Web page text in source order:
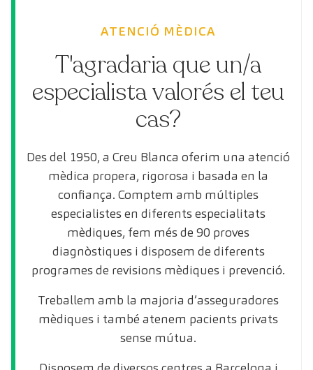
ATENCIÓ MÈDICA
T'agradaria que un/a
especialista valorés el teu
cas?
Des del 1950, a Creu Blanca oferim una atenció
mèdica propera, rigorosa i basada en la
confiança. Comptem amb múltiples
especialistes en diferents especialitats
mèdiques, fem més de 90 proves
diagnòstiques i disposem de diferents
programes de revisions mèdiques i prevenció.
Treballem amb la majoria d’asseguradores
mèdiques i també atenem pacients privats
sense mútua.